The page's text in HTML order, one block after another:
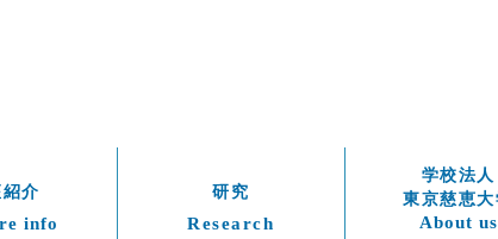
介
info
研究
Research
学校法人
東京慈恵大
About us